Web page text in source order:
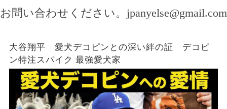
お問い合わせください。 jpanyelse@gmail.com
大谷翔平 愛犬デコピンとの深い絆の証 デコピ
ン特注スパイク 最強愛犬家